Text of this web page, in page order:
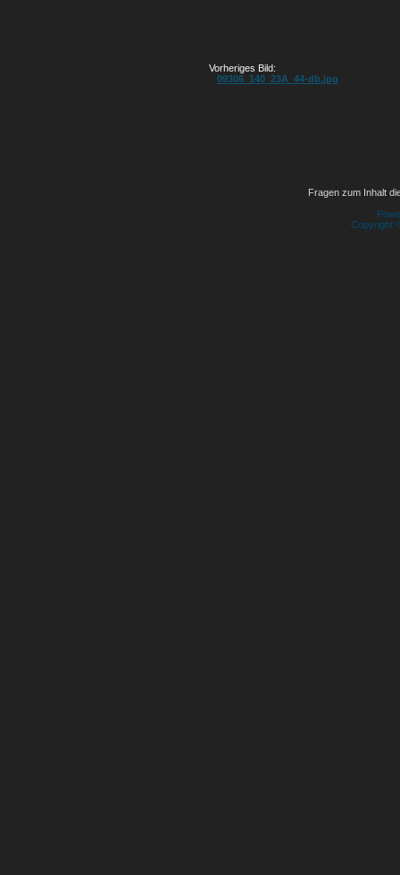
Vorheriges Bild:
09306_140_23A_44-db.jpg
Fragen zum Inhalt
Copyright